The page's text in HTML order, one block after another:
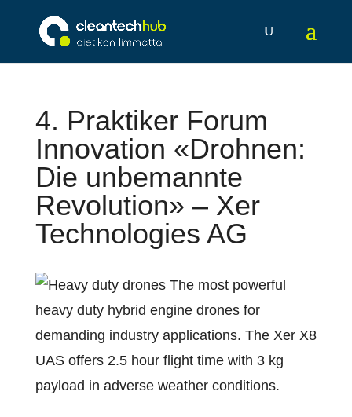
4. Praktiker Forum
Innovation «Drohnen:
Die unbemannte
Revolution» – Xer
Technologies AG